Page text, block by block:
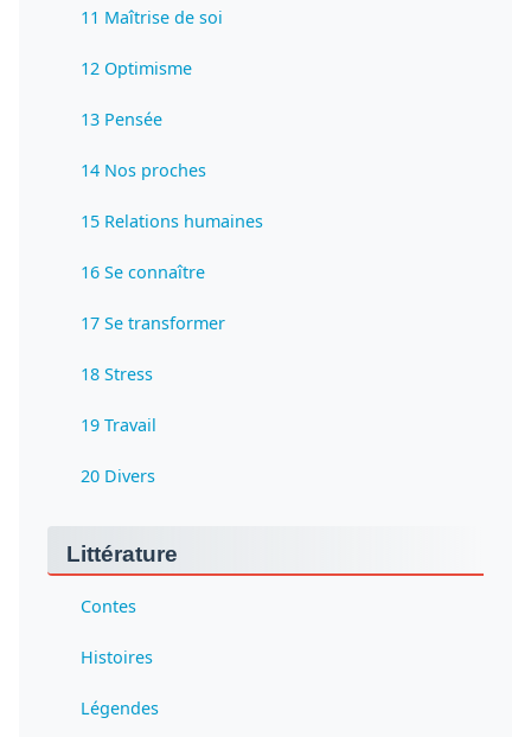
11 Maîtrise de soi
12 Optimisme
13 Pensée
14 Nos proches
15 Relations humaines
16 Se connaître
17 Se transformer
18 Stress
19 Travail
20 Divers
Littérature
Contes
Histoires
Légendes